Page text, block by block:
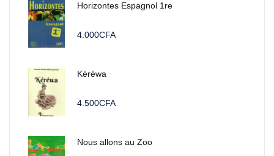
Horizontes Espagnol 1re
4.000CFA
Kéréwa
4.500CFA
Nous allons au Zoo